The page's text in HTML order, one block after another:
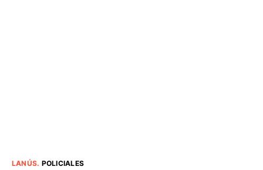
LANÚS. POLICIALES